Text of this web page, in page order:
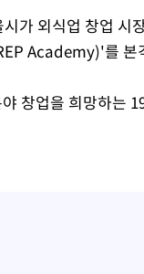
가 외식업 창업 시
Academy)'를 본
창업을 희망하는